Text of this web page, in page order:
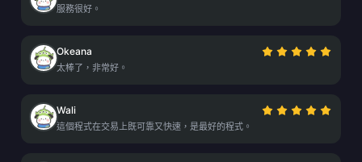
服務很好。
Okeana
太棒了，非常好。
Wali
這個程式在交易上既可靠又快速，是最好的程式。